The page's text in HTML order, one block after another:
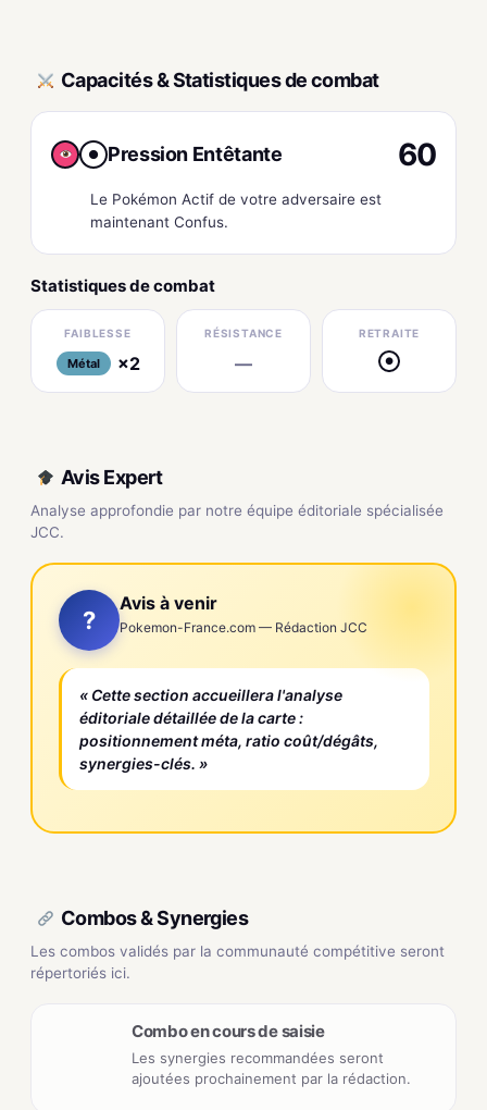
Capacités & Statistiques de combat
● Pression Entêtante 60
Le Pokémon Actif de votre adversaire est
maintenant Confus.
Statistiques de combat
FAIBLESSE
Métal ×2
RÉSISTANCE
—
RETRAITE
●
Avis Expert
Analyse approfondie par notre équipe éditoriale spécialisée
JCC.
?
Avis à venir
Pokemon-France.com — Rédaction JCC
« Cette section accueillera l'analyse
éditoriale détaillée de la carte :
positionnement méta, ratio coût/dégâts,
synergies-clés. »
Combos & Synergies
Les combos validés par la communauté compétitive seront
répertoriés ici.
Combo en cours de saisie
Les synergies recommandées seront
ajoutées prochainement par la rédaction.